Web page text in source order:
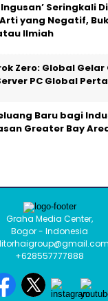
Ingusan’ Seringkali
yang Negatif,
Ilmiah
Zero: Global Gelar
PC Global
Baru bagi
Greater Bay
Graha Media Center,
Bogor - Indonesia
+628557777888